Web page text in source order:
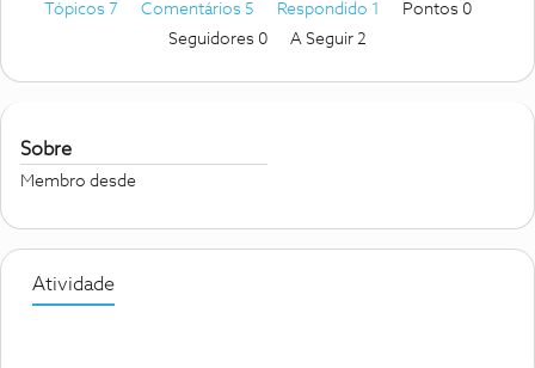
Tópicos 7 Comentários 5 Respondido 1
Pontos 0
Seguidores 0 A Seguir 2
Sobre
Membro desde
Atividade